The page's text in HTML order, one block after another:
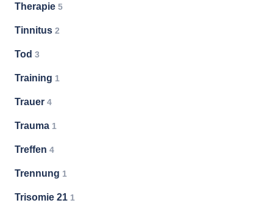
Therapie 5
Tinnitus 2
Tod 3
Training 1
Trauer 4
Trauma 1
Treffen 4
Trennung 1
Trisomie 21 1